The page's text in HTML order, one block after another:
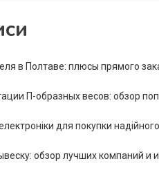
в Полтаве: плюсы прямого
П-образных весов: обзор
для покупки
обзор лучших компаний и